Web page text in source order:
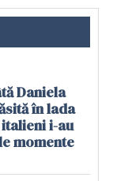
Daniela
în lada
i-au
momente